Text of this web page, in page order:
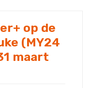
op de
(MY24
maart